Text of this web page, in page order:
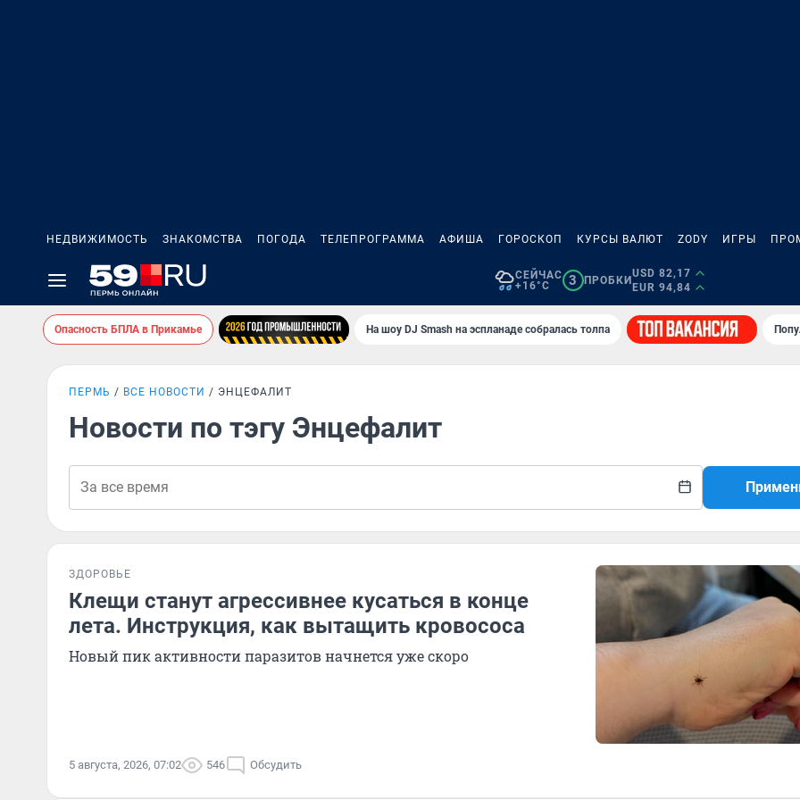
НЕДВИЖИМОСТЬ ЗНАКОМСТВА ПОГОДА ТЕЛЕПРОГРАММА АФИША ГОРОСКОП КУРСЫ ВАЛЮТ ZODY ИГРЫ
СЕЙЧАС
+16°C
3 ПРОБКИ
USD 82,17
EUR 94,84
Опасность БПЛА в Прикамье На шоу DJ Smash на эспланаде собралась толпа
ПЕРМЬ ВСЕ НОВОСТИ ЭНЦЕФАЛИТ
Новости по тэгу Энцефалит
ЗДОРОВЬЕ
Клещи станут агрессивнее кусаться в конце
лета. Инструкция, как вытащить кровососа
Новый пик активности паразитов начнется уже скоро
5 августа, 2026, 07:02 546 Обсудить